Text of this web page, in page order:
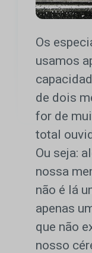
Os
usamos
de dois
for de
total
Ou seja:
nossa
não é lá
apenas
que não
nosso